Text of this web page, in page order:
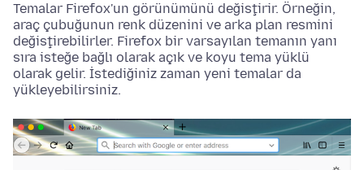
Temalar Firefox'un görünümünü değiştirir. Örneğin,
araç çubuğunun renk düzenini ve arka plan resmini
değiştirebilirler. Firefox bir varsayılan temanın yanı
sıra isteğe bağlı olarak açık ve koyu tema yüklü
olarak gelir. İstediğiniz zaman yeni temalar da
yükleyebilirsiniz.